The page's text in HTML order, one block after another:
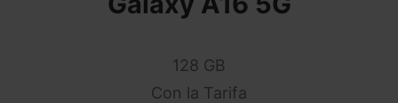
128 GB
Con la Tarifa